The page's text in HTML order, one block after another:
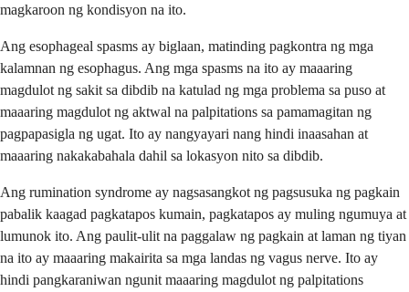
magkaroon ng kondisyon na ito.
Ang esophageal spasms ay biglaan, matinding pagkontra ng mga
kalamnan ng esophagus. Ang mga spasms na ito ay maaaring
magdulot ng sakit sa dibdib na katulad ng mga problema sa puso at
maaaring magdulot ng aktwal na palpitations sa pamamagitan ng
pagpapasigla ng ugat. Ito ay nangyayari nang hindi inaasahan at
maaaring nakakabahala dahil sa lokasyon nito sa dibdib.
Ang rumination syndrome ay nagsasangkot ng pagsusuka ng pagkain
pabalik kaagad pagkatapos kumain, pagkatapos ay muling ngumuya at
lumunok ito. Ang paulit-ulit na paggalaw ng pagkain at laman ng tiyan
na ito ay maaaring makairita sa mga landas ng vagus nerve. Ito ay
hindi pangkaraniwan ngunit maaaring magdulot ng palpitations